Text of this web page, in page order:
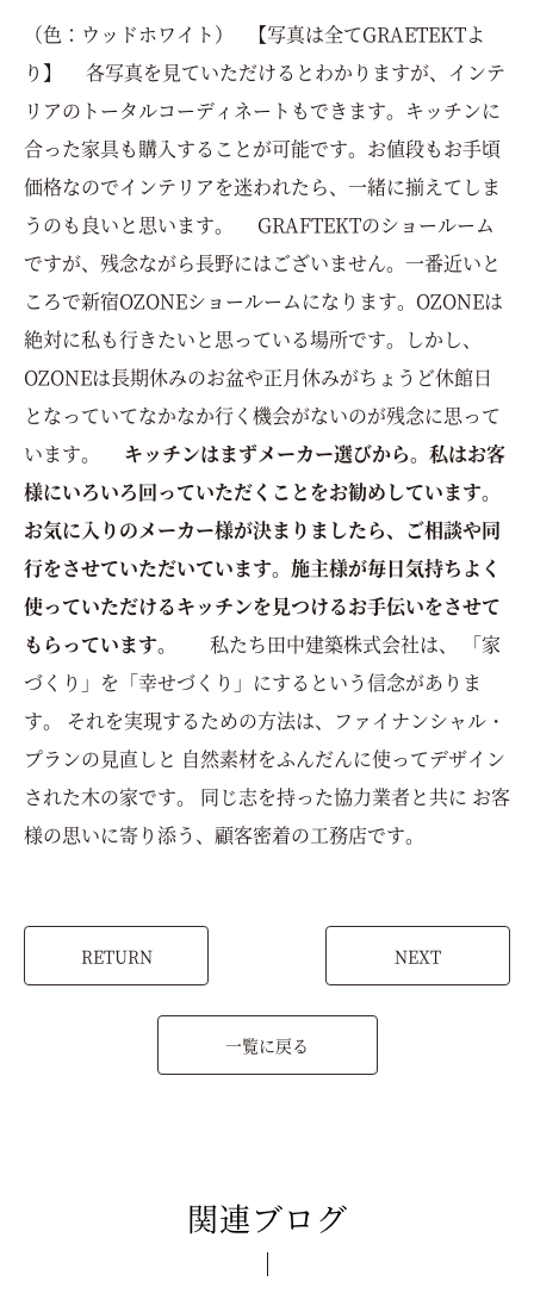
（色：ウッドホワイト） 【写真は全てGRAETEKTよ
り】 各写真を見ていただけるとわかりますが、インテ
リアのトータルコーディネートもできます。キッチンに
合った家具も購入することが可能です。お値段もお手頃
価格なのでインテリアを迷われたら、一緒に揃えてしま
うのも良いと思います。 GRAFTEKTのショールーム
ですが、残念ながら長野にはございません。一番近いと
ころで新宿OZONEショールームになります。OZONEは
絶対に私も行きたいと思っている場所です。しかし、
OZONEは長期休みのお盆や正月休みがちょうど休館日
となっていてなかなか行く機会がないのが残念に思って
います。 キッチンはまずメーカー選びから。私はお客
様にいろいろ回っていただくことをお勧めしています。
お気に入りのメーカー様が決まりましたら、ご相談や同
行をさせていただいています。施主様が毎日気持ちよく
使っていただけるキッチンを見つけるお手伝いをさせて
もらっています。
私たち田中建築株式会社は、 「家
づくり」を「幸せづくり」にするという信念がありま
す。 それを実現するための方法は、ファイナンシャル・
プランの見直しと 自然素材をふんだんに使ってデザイン
された木の家です。 同じ志を持った協力業者と共に お客
様の思いに寄り添う、顧客密着の工務店です。
RETURN NEXT
一覧に戻る
関連ブログ